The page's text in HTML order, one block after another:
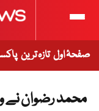
صفحۂ اول تازہ ترین
محمد رضوان نے